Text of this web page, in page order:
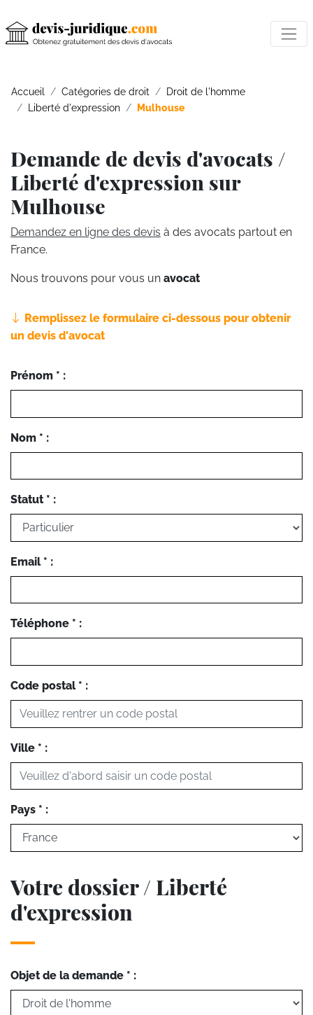
Accueil Catégories de droit
Droit de l'homme
Liberté d'expression
Mulhouse
Demande de devis d'avocats /
Liberté d'expression sur
Mulhouse
Demandez en ligne des devis à des avocats partout en
France.
Nous trouvons pour vous un avocat
Remplissez le formulaire ci-dessous pour obtenir
un devis d'avocat
Prénom * :
Nom * :
Statut * :
Email * :
Téléphone * :
Code postal * :
Ville * :
Pays * :
Votre dossier / Liberté
d'expression
Objet de la demande * :